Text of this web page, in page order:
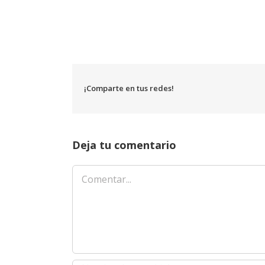
¡Comparte en tus redes!
Deja tu comentario
Comentar